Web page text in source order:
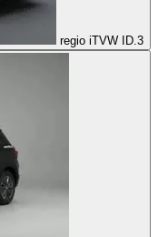
regio iTVW ID.3